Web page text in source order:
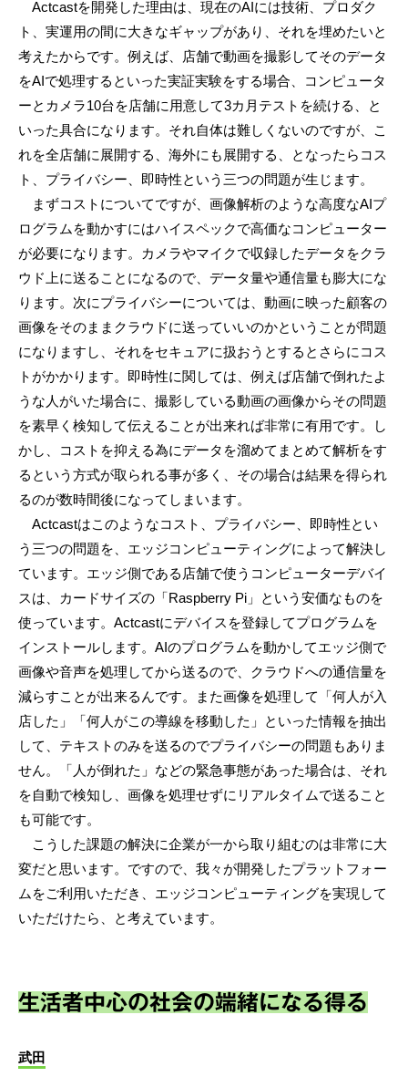
Actcastを開発した理由は、現在のAIには技術、プロダク
ト、実運用の間に大きなギャップがあり、それを埋めたいと
考えたからです。例えば、店舗で動画を撮影してそのデータ
をAIで処理するといった実証実験をする場合、コンピュータ
ーとカメラ10台を店舗に用意して3カ月テストを続ける、と
いった具合になります。それ自体は難しくないのですが、こ
れを全店舗に展開する、海外にも展開する、となったらコス
ト、プライバシー、即時性という三つの問題が生じます。
まずコストについてですが、画像解析のような高度なAIプ
ログラムを動かすにはハイスペックで高価なコンピューター
が必要になります。カメラやマイクで収録したデータをクラ
ウド上に送ることになるので、データ量や通信量も膨大にな
ります。次にプライバシーについては、動画に映った顧客の
画像をそのままクラウドに送っていいのかということが問題
になりますし、それをセキュアに扱おうとするとさらにコス
トがかかります。即時性に関しては、例えば店舗で倒れたよ
うな人がいた場合に、撮影している動画の画像からその問題
を素早く検知して伝えることが出来れば非常に有用です。し
かし、コストを抑える為にデータを溜めてまとめて解析をす
るという方式が取られる事が多く、その場合は結果を得られ
るのが数時間後になってしまいます。
Actcastはこのようなコスト、プライバシー、即時性とい
う三つの問題を、エッジコンピューティングによって解決し
ています。エッジ側である店舗で使うコンピューターデバイ
スは、カードサイズの「Raspberry Pi」という安価なものを
使っています。Actcastにデバイスを登録してプログラムを
インストールします。AIのプログラムを動かしてエッジ側で
画像や音声を処理してから送るので、クラウドへの通信量を
減らすことが出来るんです。また画像を処理して「何人が入
店した」「何人がこの導線を移動した」といった情報を抽出
して、テキストのみを送るのでプライバシーの問題もありま
せん。「人が倒れた」などの緊急事態があった場合は、それ
を自動で検知し、画像を処理せずにリアルタイムで送ること
も可能です。
こうした課題の解決に企業が一から取り組むのは非常に大
変だと思います。ですので、我々が開発したプラットフォー
ムをご利用いただき、エッジコンピューティングを実現して
いただけたら、と考えています。
生活者中心の社会の端緒になる得る
武田